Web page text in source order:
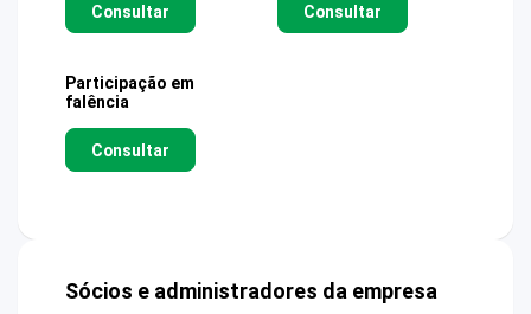
Consultar Consultar
Participação em
falência
Consultar
Sócios e administradores da empresa